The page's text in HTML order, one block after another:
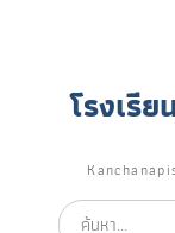
โรงเรี
Search